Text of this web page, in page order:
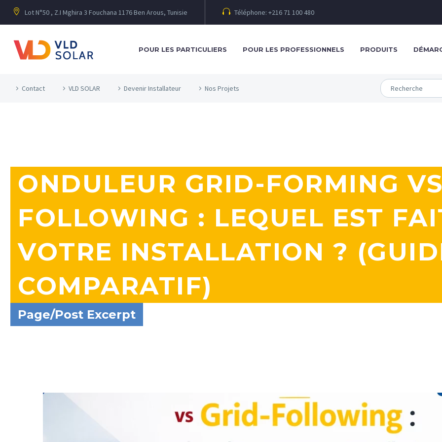
Lot N°50 , Z.I Mghira 3 Fouchana 1176 Ben Arous, Tunisie Téléphone: +216 71 100 480
POUR LES PARTICULIERS POUR LES PROFESSIONNELS PRODUITS
Contact VLD SOLAR Devenir Installateur Nos Projets
ONDULEUR GRID-FORMING
FOLLOWING : LEQUEL EST
VOTRE INSTALLATION ?
COMPARATIF)
Page/Post Excerpt